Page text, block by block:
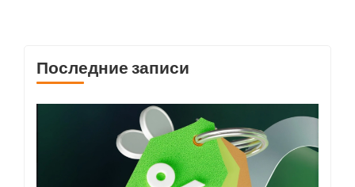
Последние записи